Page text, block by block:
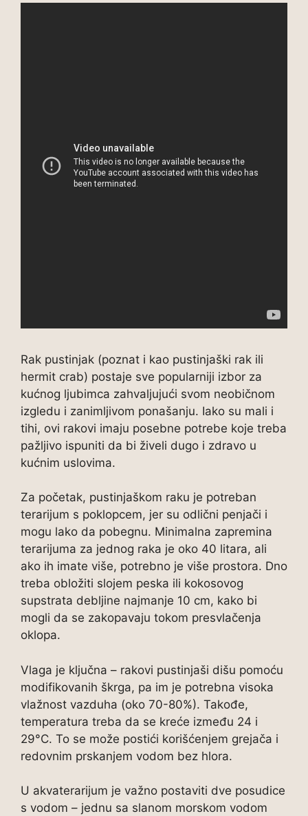
Rak pustinjak (poznat i kao pustinjaški rak ili
hermit crab) postaje sve popularniji izbor za
kućnog ljubimca zahvaljujući svom neobičnom
izgledu i zanimljivom ponašanju. Iako su mali i
tihi, ovi rakovi imaju posebne potrebe koje treba
pažljivo ispuniti da bi živeli dugo i zdravo u
kućnim uslovima.
Za početak, pustinjaškom raku je potreban
terarijum s poklopcem, jer su odlični penjači i
mogu lako da pobegnu. Minimalna zapremina
terarijuma za jednog raka je oko 40 litara, ali
ako ih imate više, potrebno je više prostora. Dno
treba obložiti slojem peska ili kokosovog
supstrata debljine najmanje 10 cm, kako bi
mogli da se zakopavaju tokom presvlačenja
oklopa.
Vlaga je ključna – rakovi pustinjaši dišu pomoću
modifikovanih škrga, pa im je potrebna visoka
vlažnost vazduha (oko 70-80%). Takođe,
temperatura treba da se kreće između 24 i
29°C. To se može postići korišćenjem grejača i
redovnim prskanjem vodom bez hlora.
U akvaterarijum je važno postaviti dve posudice
s vodom – jednu sa slanom morskom vodom